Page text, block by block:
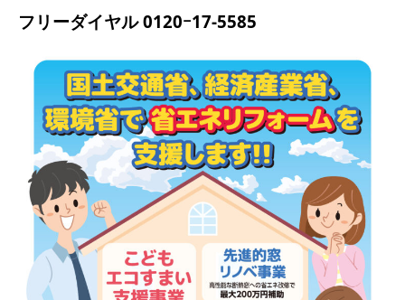
フリーダイヤル 0120ｰ17-5585